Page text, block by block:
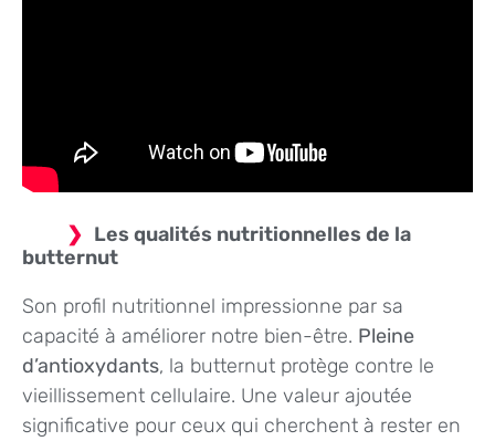
Les qualités nutritionnelles de la
butternut
Son profil nutritionnel impressionne par sa
capacité à améliorer notre bien-être. Pleine
d’antioxydants, la butternut protège contre le
vieillissement cellulaire. Une valeur ajoutée
significative pour ceux qui cherchent à rester en